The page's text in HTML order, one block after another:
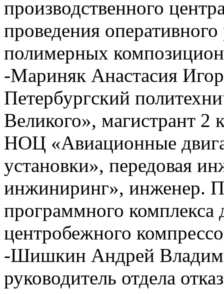
производственного
проведения
полимерных
-Мариняк Анастасия
Петербургский
Великого», магистрант 2
НОЦ «Авиационные
установки», передовая
инжиниринг», инженер.
программного комплекса
центробежного
-Шишкин Андрей
руководитель отдела